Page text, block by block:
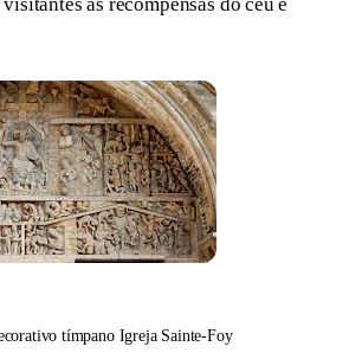
tímpano Igreja Sainte-Foy